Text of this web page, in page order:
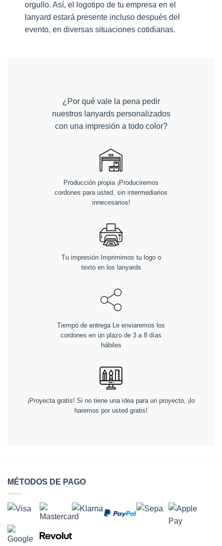
orgullo. Así, el logotipo de tu empresa en el
lanyard estará presente incluso después del
evento, en diversas situaciones cotidianas.
¿Por qué vale la pena pedir
nuestros lanyards personalizados
con una impresión a todo color?
Producción propia ¡Produciremos
cordones para usted, sin intermediarios
innecesarios!
Tu impresión Imprimimos tu logo o
texto en los lanyards
Tiempo de entrega Le enviaremos los
cordones en un plazo de 3 a 8 días
hábiles
¡Proyecta gratis! Si no tiene una idea para un proyecto, ¡lo
haremos por usted gratis!
MÉTODOS DE PAGO